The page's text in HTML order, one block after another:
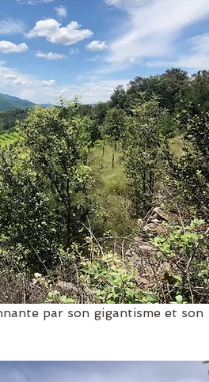
par son gigantisme et son